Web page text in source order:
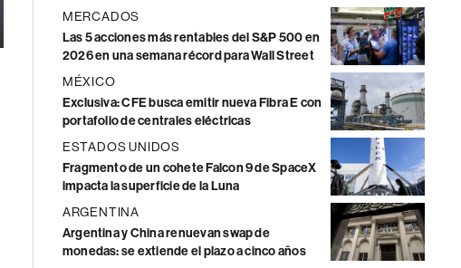
MERCADOS
Las 5 acciones más rentables del S&P 500 en
2026 en una semana récord para Wall Street
MÉXICO
Exclusiva: CFE busca emitir nueva Fibra E con
portafolio de centrales eléctricas
ESTADOS UNIDOS
Fragmento de un cohete Falcon 9 de SpaceX
impacta la superficie de la Luna
ARGENTINA
Argentina y China renuevan swap de
monedas: se extiende el plazo a cinco años